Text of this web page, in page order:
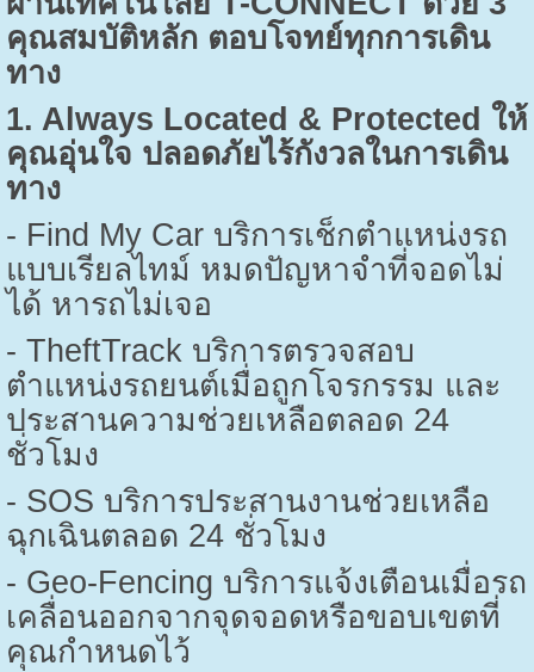
คุณสมบัติหลัก ตอบโจทย์ทุกการเดิน
ทาง
1. Always Located & Protected ให้
คุณอุ่นใจ ปลอดภัยไร้กังวลในการเดิน
ทาง
- Find My Car บริการเช็กตำแหน่งรถ
แบบเรียลไทม์ หมดปัญหาจำที่จอดไม่
ได้ หารถไม่เจอ
- TheftTrack บริการตรวจสอบ
ตำแหน่งรถยนต์เมื่อถูกโจรกรรม และ
ประสานความช่วยเหลือตลอด 24
ชั่วโมง
- SOS บริการประสานงานช่วยเหลือ
ฉุกเฉินตลอด 24ชั่วโมง
- Geo-Fencing บริการแจ้งเตือนเมื่อรถ
เคลื่อนออกจากจุดจอดหรือขอบเขตที่
คุณกำหนดไว้